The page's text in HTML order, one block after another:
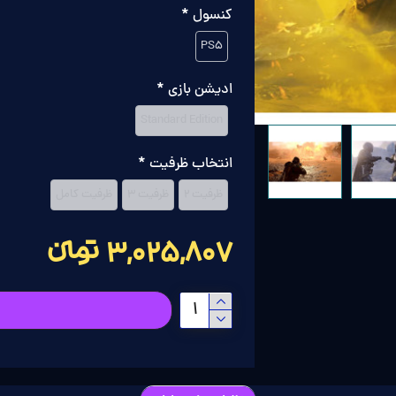
3,025,807 تومانءءء
کنسول
PS5
ادیشن بازی
انتخاب ظرفیت